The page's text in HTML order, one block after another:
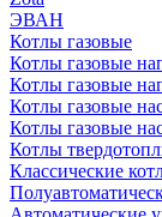
ЭВАН
Котлы газовые
Котлы газовые
Котлы газовые
Котлы газовые
Котлы газовые
Котлы
Классические